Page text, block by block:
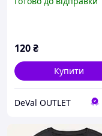
120₴
Купити
DeVal OUTLET